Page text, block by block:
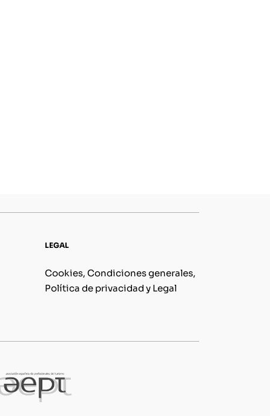
LEGAL
Cookies, Condiciones generales,
Política de privacidad y Legal